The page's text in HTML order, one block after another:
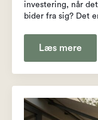
investering, når
bider fra sig? Det
Læs mere